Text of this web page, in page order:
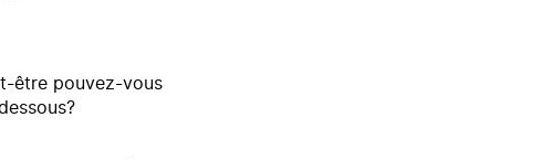
être pouvez-vous